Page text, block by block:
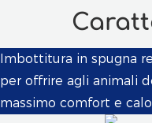
Imbottitura in spugna
per offrire agli animali
massimo comfort e